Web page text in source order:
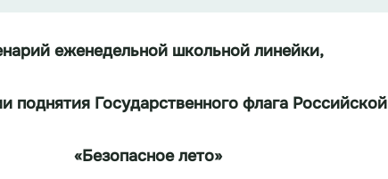
еженедельной школьной линейки,
поднятия Государственного флага Российской
«Безопасное лето»